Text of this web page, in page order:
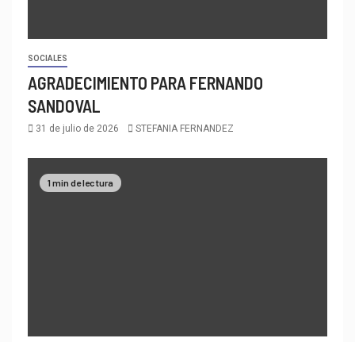
SOCIALES
AGRADECIMIENTO PARA FERNANDO
SANDOVAL
31 de julio de 2026 STEFANIA FERNANDEZ
1 min de lectura